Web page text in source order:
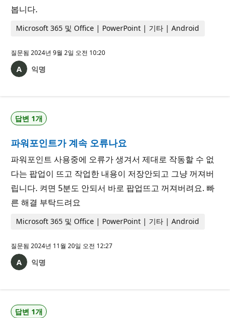
봅니다.
Microsoft 365 및 Office | PowerPoint | 기타 | Android
질문됨 2024년 9월 2일 오전 10:20
익명
답변 1개
파워포인트가 계속 오류나요
파워포인트 사용중에 오류가 생겨서 제대로 작동할 수 없
다는 팝업이 뜨고 작업한 내용이 저장안되고 그냥 꺼져버
립니다. 켜면 5분도 안되서 바로 팝업뜨고 꺼져버려요. 빠
른 해결 부탁드려요
Microsoft 365 및 Office | PowerPoint | 기타 | Android
질문됨 2024년 11월 20일 오전 12:27
익명
답변 1개